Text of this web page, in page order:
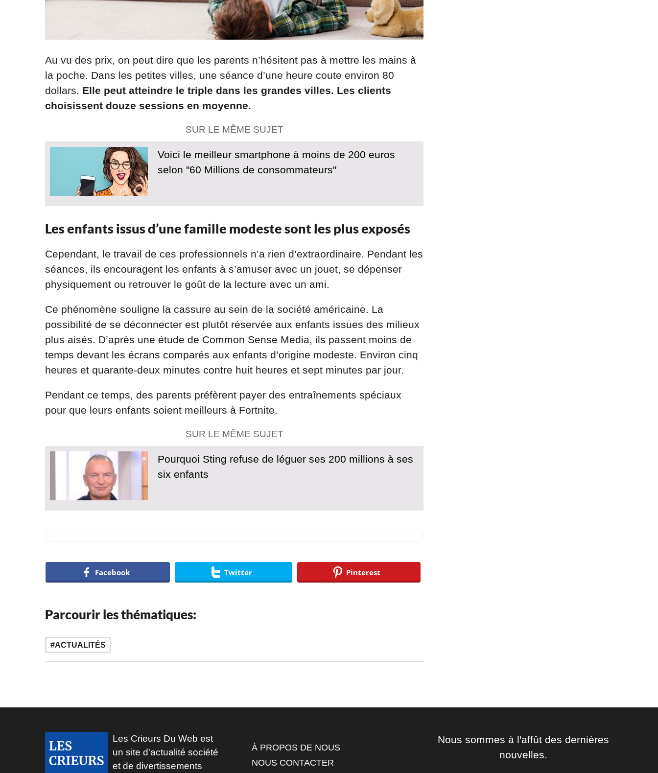
Au vu des prix, on peut dire que les parents n’hésitent pas à mettre les mains à
la poche. Dans les petites villes, une séance d’une heure coute environ 80
dollars. Elle peut atteindre le triple dans les grandes villes. Les clients
choisissent douze sessions en moyenne.
SUR LE MÊME SUJET
Voici le meilleur smartphone à moins de 200 euros
selon "60 Millions de consommateurs"
Les enfants issus d’une famille modeste sont les plus exposés
Cependant, le travail de ces professionnels n’a rien d’extraordinaire. Pendant les
séances, ils encouragent les enfants à s’amuser avec un jouet, se dépenser
physiquement ou retrouver le goût de la lecture avec un ami.
Ce phénomène souligne la cassure au sein de la société américaine. La
possibilité de se déconnecter est plutôt réservée aux enfants issues des milieux
plus aisés. D’après une étude de Common Sense Media, ils passent moins de
temps devant les écrans comparés aux enfants d’origine modeste. Environ cinq
heures et quarante-deux minutes contre huit heures et sept minutes par jour.
Pendant ce temps, des parents préfèrent payer des entraînements spéciaux
pour que leurs enfants soient meilleurs à Fortnite.
SUR LE MÊME SUJET
Pourquoi Sting refuse de léguer ses 200 millions à ses
six enfants
Facebook Twitter Pinterest
Parcourir les thématiques:
ACTUALITÉS
Les Crieurs Du Web est
un site d'actualité société
et de divertissements
À PROPOS DE NOUS
NOUS CONTACTER
Nous sommes à l'affût des dernières
nouvelles.